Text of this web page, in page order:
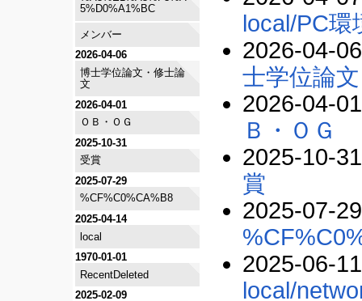
5%D0%A1%BC
メンバー
2026-04-06
博士学位論文・修士論
文
2026-04-01
ＯＢ・ＯＧ
2025-10-31
受賞
2025-07-29
%CF%C0%CA%B8
2025-04-14
local
1970-01-01
RecentDeleted
2025-02-09
local/PC環
2026-04-
士学位論
2026-04-
Ｂ・ＯＧ
2025-10-
賞
2025-07-
2025-06-
local/